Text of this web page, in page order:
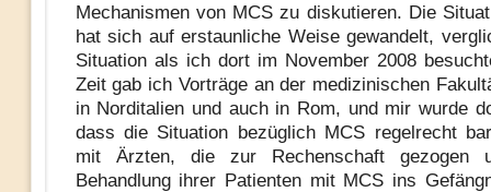
Mechanismen von MCS zu diskutieren. Die
hat sich auf erstaunliche Weise gewandelt,
Situation als ich dort im November 2008
Zeit gab ich Vorträge an der medizinischen
in Norditalien und auch in Rom, und mir wurde
dass die Situation bezüglich MCS regelrecht
mit Ärzten, die zur Rechenschaft gezogen
Behandlung ihrer Patienten mit MCS ins